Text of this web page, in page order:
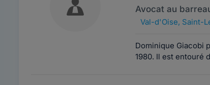
Avocat au
Val-d'Oise, Saint-
Dominique Giacobi
1980. Il est entouré